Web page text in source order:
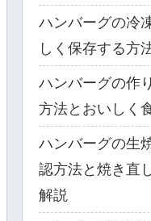
ハンバーグの冷
しく保存する方
ハンバーグの作
方法とおいしく
ハンバーグの生
認方法と焼き直
解説